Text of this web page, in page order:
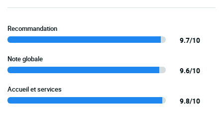
Recommandation
9.7/10
Note globale
9.6/10
Accueil et services
9.8/10